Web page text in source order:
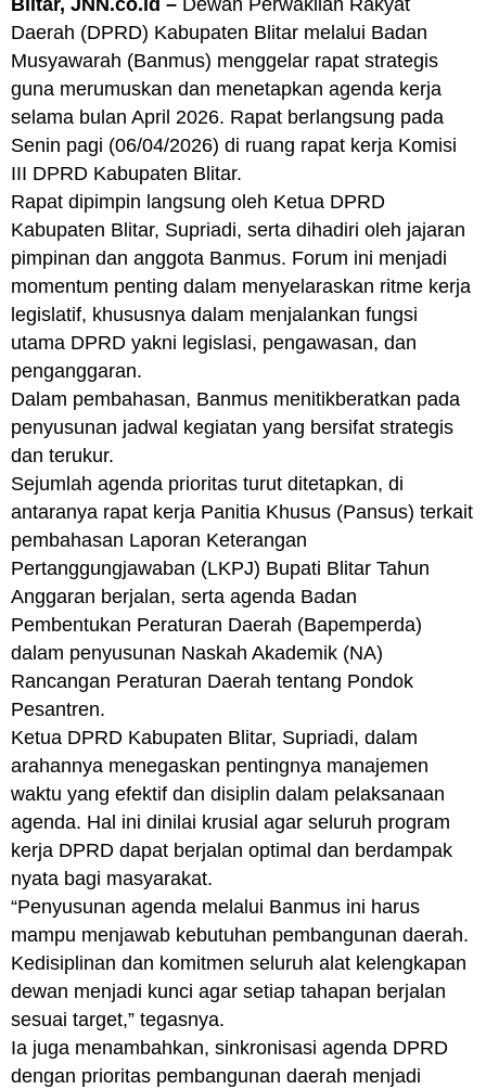
Blitar, JNN.co.id – Dewan Perwakilan Rakyat
Daerah (DPRD) Kabupaten Blitar melalui Badan
Musyawarah (Banmus) menggelar rapat strategis
guna merumuskan dan menetapkan agenda kerja
selama bulan April 2026. Rapat berlangsung pada
Senin pagi (06/04/2026) di ruang rapat kerja Komisi
III DPRD Kabupaten Blitar.
Rapat dipimpin langsung oleh Ketua DPRD
Kabupaten Blitar, Supriadi, serta dihadiri oleh jajaran
pimpinan dan anggota Banmus. Forum ini menjadi
momentum penting dalam menyelaraskan ritme kerja
legislatif, khususnya dalam menjalankan fungsi
utama DPRD yakni legislasi, pengawasan, dan
penganggaran.
Dalam pembahasan, Banmus menitikberatkan pada
penyusunan jadwal kegiatan yang bersifat strategis
dan terukur.
Sejumlah agenda prioritas turut ditetapkan, di
antaranya rapat kerja Panitia Khusus (Pansus) terkait
pembahasan Laporan Keterangan
Pertanggungjawaban (LKPJ) Bupati Blitar Tahun
Anggaran berjalan, serta agenda Badan
Pembentukan Peraturan Daerah (Bapemperda)
dalam penyusunan Naskah Akademik (NA)
Rancangan Peraturan Daerah tentang Pondok
Pesantren.
Ketua DPRD Kabupaten Blitar, Supriadi, dalam
arahannya menegaskan pentingnya manajemen
waktu yang efektif dan disiplin dalam pelaksanaan
agenda. Hal ini dinilai krusial agar seluruh program
kerja DPRD dapat berjalan optimal dan berdampak
nyata bagi masyarakat.
“Penyusunan agenda melalui Banmus ini harus
mampu menjawab kebutuhan pembangunan daerah.
Kedisiplinan dan komitmen seluruh alat kelengkapan
dewan menjadi kunci agar setiap tahapan berjalan
sesuai target,” tegasnya.
Ia juga menambahkan, sinkronisasi agenda DPRD
dengan prioritas pembangunan daerah menjadi